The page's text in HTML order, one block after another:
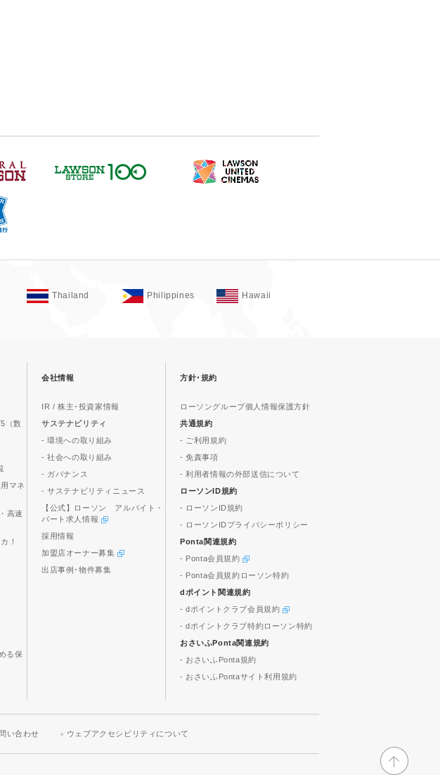
Thailand Philippines Hawaii
（数
マネ
高速
！
る保
会社情報
IR / 株主･投資家情報
サステナビリティ
- 環境への取り組み
- 社会への取り組み
- ガバナンス
- サステナビリティニュース
【公式】ローソン アルバイト・
パート求人情報
採用情報
加盟店オーナー募集
出店事例･物件募集
方針･規約
ローソングループ個人情報保護方針
共通規約
- ご利用規約
- 免責事項
- 利用者情報の外部送信について
ローソンID規約
- ローソンID規約
- ローソンIDプライバシーポリシー
Ponta関連規約
- Ponta会員規約
- Ponta会員規約ローソン特約
dポイント関連規約
- dポイントクラブ会員規約
- dポイントクラブ特約ローソン特約
おさいふPonta関連規約
- おさいふPonta規約
- おさいふPontaサイト利用規約
い合わせ ウェブアクセシビリティについて